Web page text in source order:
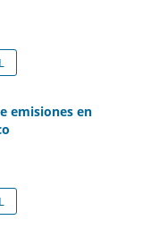
emisiones en